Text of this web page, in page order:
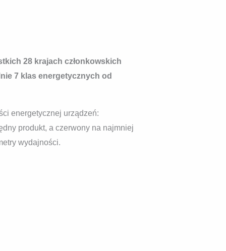
28 krajach członkowskich
7 klas energetycznych od
energetycznej urządzeń:
produkt, a czerwony na najmniej
wydajności.